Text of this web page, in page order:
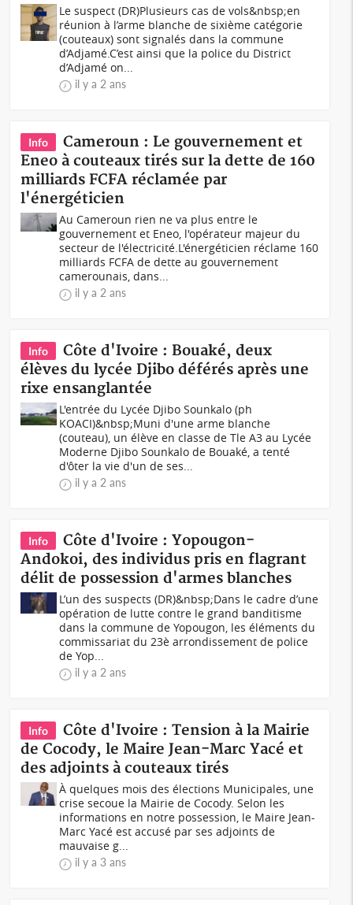
Le suspect (DR)Plusieurs cas de vols&nbsp;en
réunion à l’arme blanche de sixième catégorie
(couteaux) sont signalés dans la commune
d’Adjamé.C’est ainsi que la police du District
d’Adjamé on...
il y a 2 ans
Info
Cameroun : Le gouvernement et
Eneo à couteaux tirés sur la dette de 160
milliards FCFA réclamée par
l'énergéticien
Au Cameroun rien ne va plus entre le
gouvernement et Eneo, l'opérateur majeur du
secteur de l'électricité.L'énergéticien réclame 160
milliards FCFA de dette au gouvernement
camerounais, dans...
il y a 2 ans
Info
Côte d'Ivoire : Bouaké, deux
élèves du lycée Djibo déférés après une
rixe ensanglantée
L'entrée du Lycée Djibo Sounkalo (ph
KOACI)&nbsp;Muni d'une arme blanche
(couteau), un élève en classe de Tle A3 au Lycée
Moderne Djibo Sounkalo de Bouaké, a tenté
d'ôter la vie d'un de ses...
il y a 2 ans
Info
Côte d'Ivoire : Yopougon-
Andokoi, des individus pris en flagrant
délit de possession d'armes blanches
L’un des suspects (DR)&nbsp;Dans le cadre d’une
opération de lutte contre le grand banditisme
dans la commune de Yopougon, les éléments du
commissariat du 23è arrondissement de police
de Yop...
il y a 2 ans
Info
Côte d'Ivoire : Tension à la Mairie
de Cocody, le Maire Jean-Marc Yacé et
des adjoints à couteaux tirés
À quelques mois des élections Municipales, une
crise secoue la Mairie de Cocody. Selon les
informations en notre possession, le Maire Jean-
Marc Yacé est accusé par ses adjoints de
mauvaise g...
il y a 3 ans